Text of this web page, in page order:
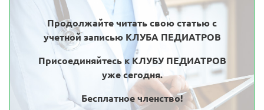
Продолжайте читать свою статью с
учетной записью КЛУБА ПЕДИАТРОВ
Присоединяйтесь к КЛУБУ ПЕДИАТРОВ
уже сегодня.
Бесплатное членство!